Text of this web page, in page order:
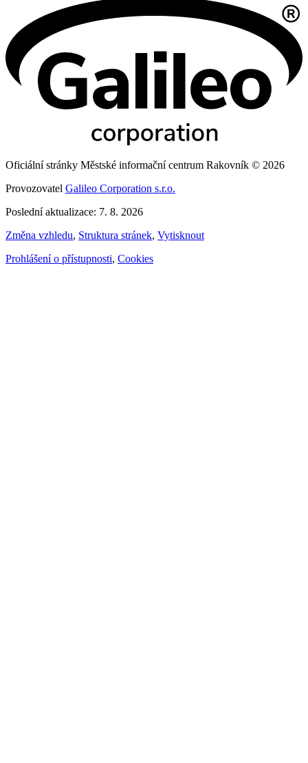
Oficiální stránky Městské informační centrum Rakovník © 2026
Provozovatel Galileo Corporation s.r.o.
Poslední aktualizace: 7. 8. 2026
Změna vzhledu, Struktura stránek, Vytisknout
Prohlášení o přístupnosti, Cookies